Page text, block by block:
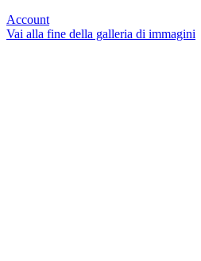
Account
Vai alla fine della galleria di immagini